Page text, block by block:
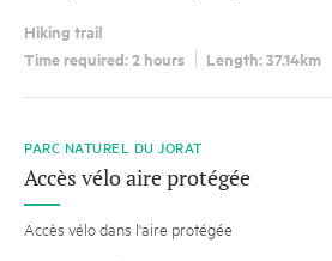
Hiking trail
Time required: 2 hours
Length: 37.14km
PARC NATUREL DU JORAT
Accès vélo aire protégée
Accès vélo dans l'aire protégée